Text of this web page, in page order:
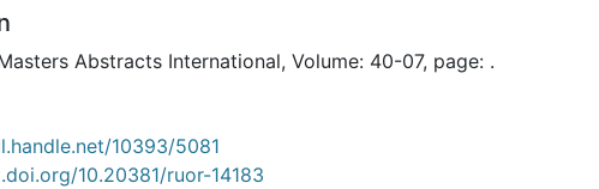
Abstracts International, Volume: 40-07, page: .
10393/5081
10.20381/ruor-14183